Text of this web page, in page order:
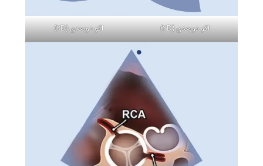
اکو دوبعدی (2D) اکو دوبعدی (2D)